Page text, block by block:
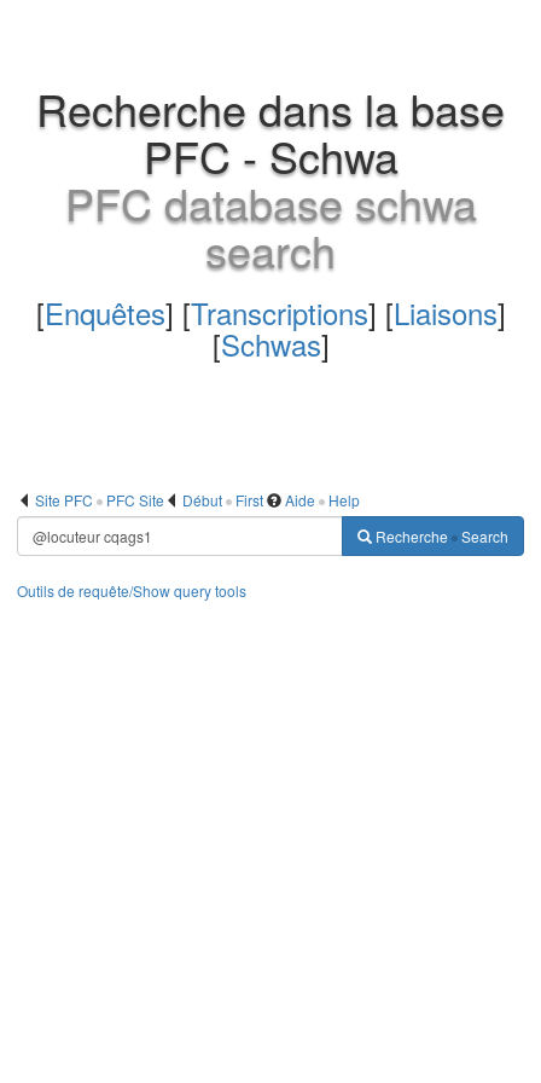
Recherche dans la base
PFC - Schwa
PFC database schwa
search
[Enquêtes] [Transcriptions] [Liaisons]
[Schwas]
Site PFC PFC Site Début First Aide Help
Recherche Search
Outils de requête/Show query tools